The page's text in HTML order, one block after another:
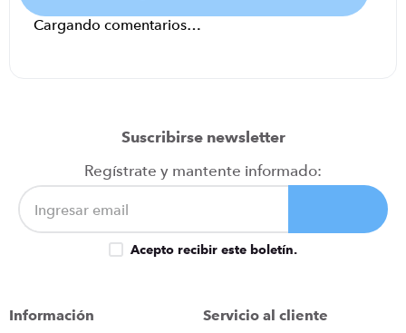
Califica el producto de 1 a 5 estrellas
★★★★
Tu nombre
Cargando comentarios…
Suscribirse newsletter
Regístrate y mantente informado:
Acepto recibir este boletín.
Información Servicio al cliente